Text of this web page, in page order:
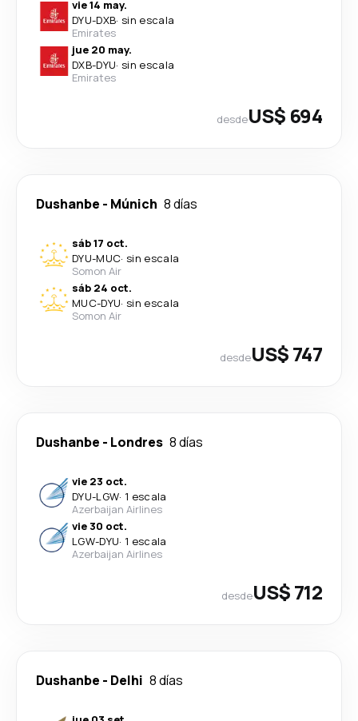
vie 14 may.
DYU-DXB· sin escala
Emirates
jue 20 may.
DXB-DYU· sin escala
Emirates
desdeUS$ 694
Dushanbe - Múnich 8 días
sáb 17 oct.
DYU-MUC· sin escala
Somon Air
sáb 24 oct.
MUC-DYU· sin escala
Somon Air
desdeUS$ 747
Dushanbe - Londres 8 días
vie 23 oct.
DYU-LGW· 1 escala
Azerbaijan Airlines
vie 30 oct.
LGW-DYU· 1 escala
Azerbaijan Airlines
desdeUS$ 712
Dushanbe - Delhi 8 días